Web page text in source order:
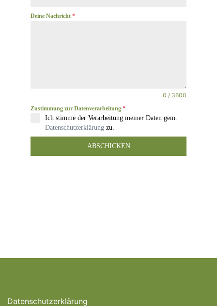
Deine Nachricht *
0 / 3600
Zustimmung zur Datenverarbeitung *
Ich stimme der Verarbeitung meiner Daten gem.
Datenschutzerklärung zu.
ABSCHICKEN
Datenschutzerklärung